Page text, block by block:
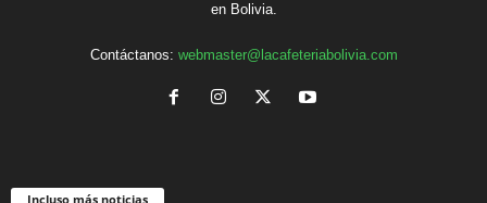
en Bolivia.
Contáctanos: webmaster@lacafeteriabolivia.com
Incluso más noticias